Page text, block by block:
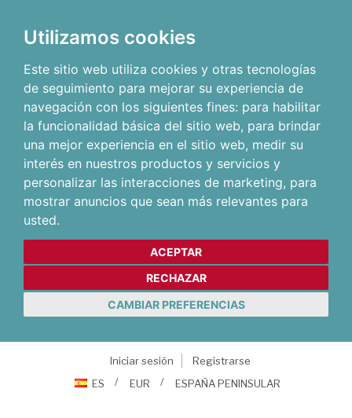
Utilizamos cookies
Este sitio web utiliza cookies y otras tecnologías
de seguimiento para mejorar su experiencia de
navegación con los siguientes fines: para habilitar
la funcionalidad básica del sitio web, para brindar
una mejor experiencia en el sitio web, medir su
interés en nuestros productos y servicios y
personalizar las interacciones de marketing, para
mostrar anuncios que sean más relevantes para
usted.
ACEPTAR
RECHAZAR
CAMBIAR PREFERENCIAS
Iniciar sesión
Registrarse
ES
EUR ESPAÑA PENINSULAR